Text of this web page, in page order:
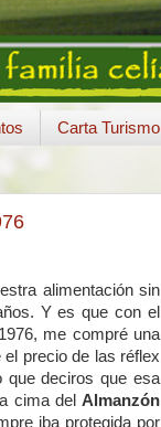
Carta Turismo
alimentación sin
Y es que con el
me compré una
precio de las réflex
que deciros que esa
cima del Almanzón
iba protegida por